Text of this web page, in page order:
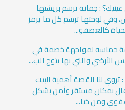
: جمانة ترسم بريشتها
وفي لوحتها ترسم كل ما يرمز
كالعصفو...
حماسه لمواجهة خصمة في
الأرضي والتي بها يتوج الب...
لنا القصة أهمية البيت
بمكان مستقر وآمن بشكل
ومن خيا...